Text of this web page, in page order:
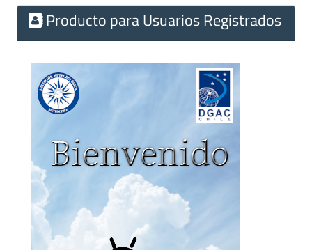
Producto para Usuarios Registrados